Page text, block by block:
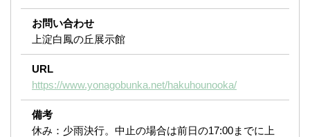
お問い合わせ
上淀白鳳の丘展示館
URL
https://www.yonagobunka.net/hakuhounooka/
備考
休み：少雨決行。中止の場合は前日の17:00までに上